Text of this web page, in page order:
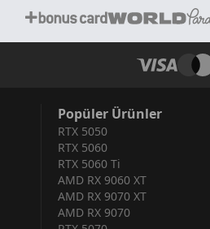
Popüler Ürünler
RTX 5050
RTX 5060
RTX 5060 Ti
AMD RX 9060 XT
AMD RX 9070 XT
AMD RX 9070